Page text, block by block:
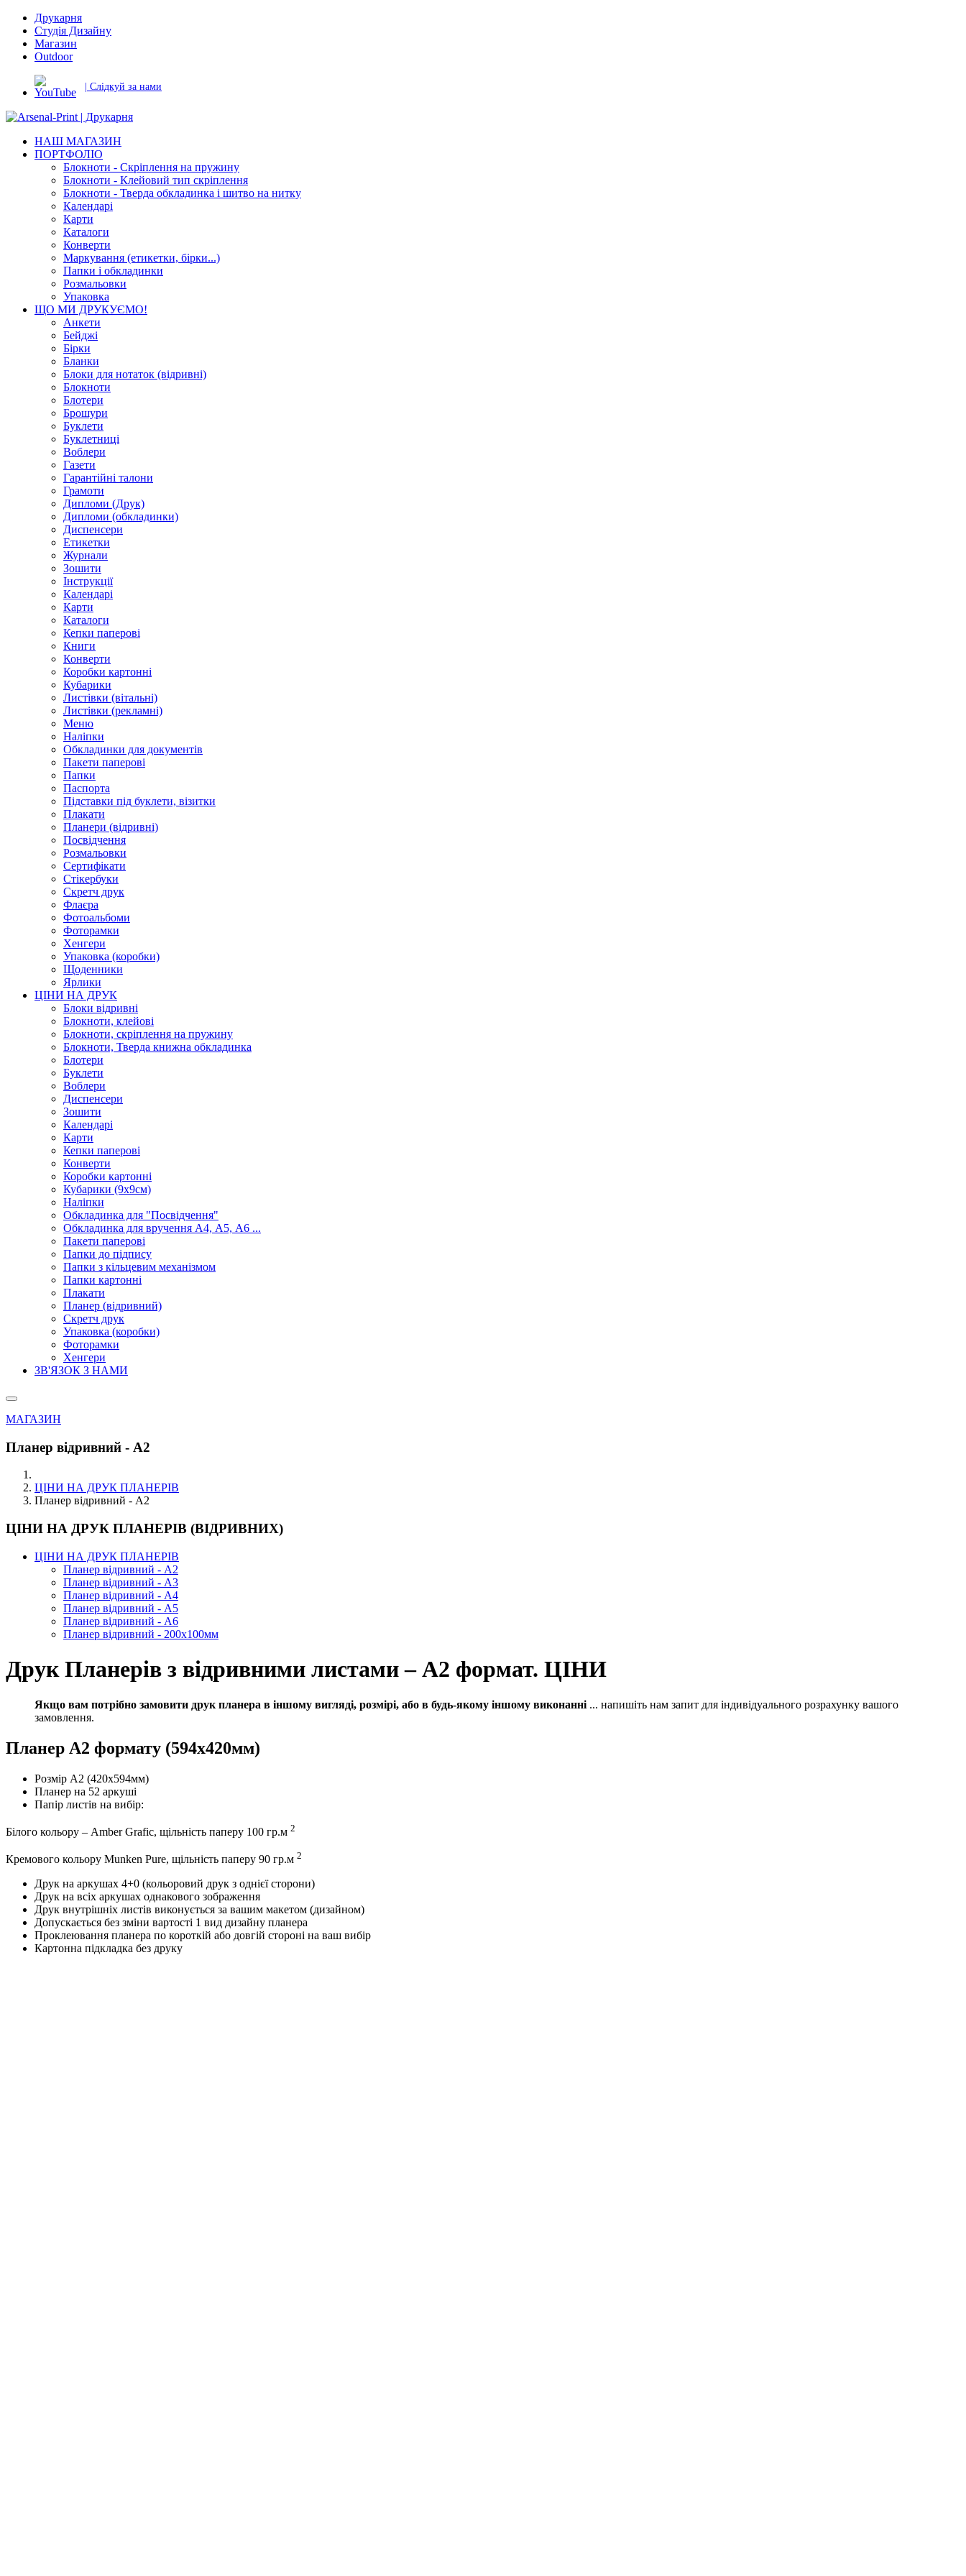
Друкарня
Студія Дизайну
Магазин
Outdoor
| Слідкуй за нами
НАШ МАГАЗИН
ПОРТФОЛІО
Блокноти - Скріплення на пружину
Блокноти - Клейовий тип скріплення
Блокноти - Тверда обкладинка і шитво на нитку
Календарі
Карти
Каталоги
Конверти
Маркування (етикетки, бірки...)
Папки і обкладинки
Розмальовки
Упаковка
ЩО МИ ДРУКУЄМО!
Анкети
Бейджі
Бірки
Бланки
Блоки для нотаток (відривні)
Блокноти
Блотери
Брошури
Буклети
Буклетниці
Воблери
Газети
Гарантійні талони
Грамоти
Дипломи (Друк)
Дипломи (обкладинки)
Диспенсери
Етикетки
Журнали
Зошити
Інструкції
Календарі
Карти
Каталоги
Кепки паперові
Книги
Конверти
Коробки картонні
Кубарики
Листівки (вітальні)
Листівки (рекламні)
Меню
Наліпки
Обкладинки для документів
Пакети паперові
Папки
Паспорта
Підставки під буклети, візитки
Плакати
Планери (відривні)
Посвідчення
Розмальовки
Сертифікати
Стікербуки
Скретч друк
Флаєра
Фотоальбоми
Фоторамки
Хенгери
Упаковка (коробки)
Щоденники
Ярлики
ЦІНИ НА ДРУК
Блоки відривні
Блокноти, клейові
Блокноти, скріплення на пружину
Блокноти, Тверда книжна обкладинка
Блотери
Буклети
Воблери
Диспенсери
Зошити
Календарі
Карти
Кепки паперові
Конверти
Коробки картонні
Кубарики (9х9см)
Наліпки
Обкладинка для "Посвідчення"
Обкладинка для вручення А4, А5, А6 ...
Пакети паперові
Папки до підпису
Папки з кільцевим механізмом
Папки картонні
Плакати
Планер (відривний)
Скретч друк
Упаковка (коробки)
Фоторамки
Хенгери
ЗВ'ЯЗОК З НАМИ
МАГАЗИН
Планер відривний - А2
ЦІНИ НА ДРУК ПЛАНЕРІВ
Планер відривний - А2
ЦІНИ НА ДРУК ПЛАНЕРІВ (ВІДРИВНИХ)
ЦІНИ НА ДРУК ПЛАНЕРІВ
Планер відривний - А2
Планер відривний - А3
Планер відривний - А4
Планер відривний - А5
Планер відривний - А6
Планер відривний - 200х100мм
Друк Планерів з відривними листами – А2 формат. ЦІНИ
Якщо вам потрібно замовити друк планера в іншому вигляді, розмірі, або в будь-якому іншому виконанні ... напишіть нам запит для індивідуального розрахунку вашого
замовлення.
Планер А2 формату (594х420мм)
Розмір А2 (420х594мм)
Планер на 52 аркуші
Папір листів на вибір:
Білого кольору – Amber Grafic, щільність паперу 100 гр.м 2
Кремового кольору Munken Pure, щільність паперу 90 гр.м 2
Друк на аркушах 4+0 (кольоровий друк з однієї сторони)
Друк на всіх аркушах однакового зображення
Друк внутрішніх листів виконується за вашим макетом (дизайном)
Допускається без зміни вартості 1 вид дизайну планера
Проклеювання планера по короткій або довгій стороні на ваш вибір
Картонна підкладка без друку